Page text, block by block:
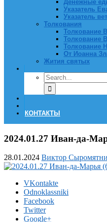
Денежные
Указатель
Указатель
Толкования
Толкование
Толкование
Толкование
От Иоанна
Жития святых
КОНТАКТЫ
2024.01.27 Иван-да-
28.01.2024 Виктор
VKontakte
Odnoklassniki
Facebook
Twitter
Google+